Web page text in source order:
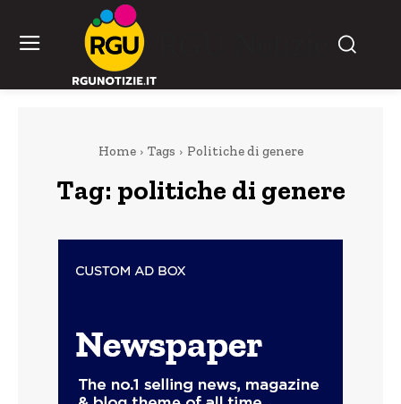
Home Tags Politiche di genere
Tag: politiche di genere